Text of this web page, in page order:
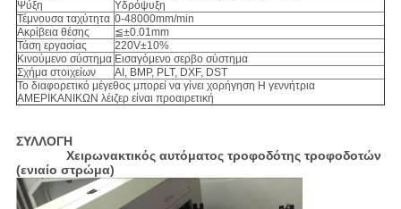
Ψύξη
Υδρόψυξη
Τέμνουσα ταχύτητα 0-48000mm/min
Ακρίβεια θέσης
≦±0.01mm
Τάση εργασίας
220V±10%
Κινούμενο σύστημα Εισαγόμενο σερβο σύστημα
Σχήμα στοιχείων
AI, BMP, PLT, DXF, DST
Το διαφορετικό μέγεθος μπορεί να γίνει χορήγηση Η γεννήτρια
ΑΜΕΡΙΚΑΝΙΚΩΝ λέιζερ είναι προαιρετική
ΣΥΛΛΟΓΗ
Χειρωνακτικός αυτόματος τροφοδότης τροφοδοτών
(ενιαίο στρώμα)